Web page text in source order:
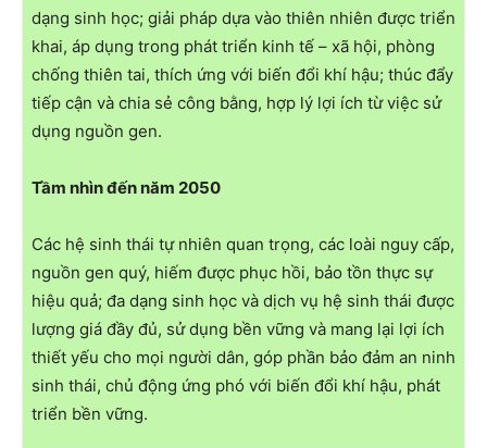
dạng sinh học; giải pháp dựa vào thiên nhiên được triển
khai, áp dụng trong phát triển kinh tế – xã hội, phòng
chống thiên tai, thích ứng với biến đổi khí hậu; thúc đẩy
tiếp cận và chia sẻ công bằng, hợp lý lợi ích từ việc sử
dụng nguồn gen.
Tầm nhìn đến năm 2050
Các hệ sinh thái tự nhiên quan trọng, các loài nguy cấp,
nguồn gen quý, hiếm được phục hồi, bảo tồn thực sự
hiệu quả; đa dạng sinh học và dịch vụ hệ sinh thái được
lượng giá đầy đủ, sử dụng bền vững và mang lại lợi ích
thiết yếu cho mọi người dân, góp phần bảo đảm an ninh
sinh thái, chủ động ứng phó với biến đổi khí hậu, phát
triển bền vững.